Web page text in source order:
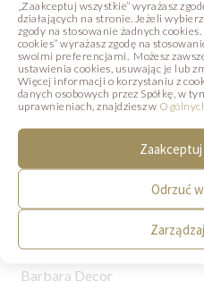
„Zaakceptuj wszystkie” wyrażasz
działających na stronie. Jeżeli
zgody na stosowanie żadnych
cookies” wyrażasz zgodę na
swoimi preferencjami. Możesz
ustawienia cookies, usuwając je lub
Więcej informacji o korzystaniu z
danych osobowych przez Spółkę, w
uprawnieniach, znajdziesz w
Odrzuć
Barbara Decor